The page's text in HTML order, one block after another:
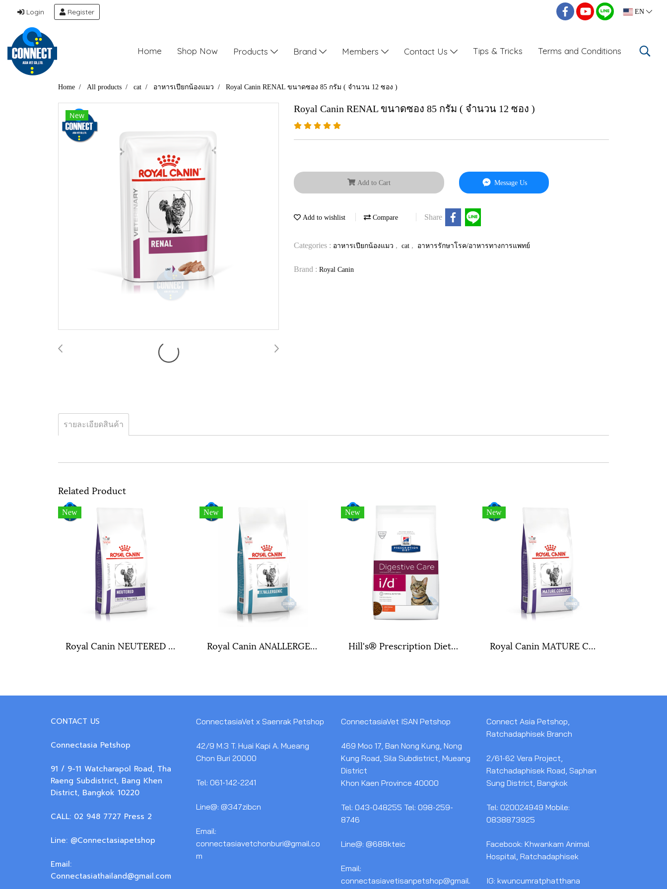
Login Register EN
Home Shop Now Products Brand Members Contact Us Tips & Tricks Terms and Conditions
Home All products cat อาหารเปียกน้องแมว Royal Canin RENAL ขนาดซอง 85 กรัม ( จำนวน 12 ซอง )
New
Royal Canin RENAL ขนาดซอง 85 กรัม ( จำนวน 12 ซอง )
Add to Cart Message Us
Add to wishlist Compare Share
Categories : อาหารเปียกน้องแมว , cat , อาหารรักษาโรค/อาหารทางการแพทย์
Brand : Royal Canin
รายละเอียดสินค้า
Related Product
New
Royal Canin NEUTERED SATIETY BALANCE ขนาด ( 400 กรัม , 1.5 กิโลกรัม , 3.5 กิโลกรัม )
New
Royal Canin ANALLERGENIC CAT ขนาดถุง 4 กิโลกรัม.
New
Hill's® Prescription Diet® i/d® Feline อาหารเม็ดสำหรับแมวปัญหาทางเดินอาหาร ขนาดถุง 1.8 กิโลกรัม.
New
Royal Canin MATURE CONSULT CAT ขนาดถุง ( 1.5 กิโลกรัม , 3.5 กิโลกรัม )
CONTACT US
Connectasia Petshop
91 / 9-11 Watcharapol Road, Tha
Raeng Subdistrict, Bang Khen
District, Bangkok 10220
CALL: 02 948 7727 Press 2
Line: @Connectasiapetshop
Email:
Connectasiathailand@gmail.com
ConnectasiaVet x Saenrak Petshop
42/9 M.3 T. Huai Kapi A. Mueang
Chon Buri 20000
Tel: 061-142-2241
Line@: @347zibcn
Email:
connectasiavetchonburi@gmail.co
m
ConnectasiaVet ISAN Petshop
469 Moo 17, Ban Nong Kung, Nong
Kung Road, Sila Subdistrict, Mueang
District
Khon Kaen Province 40000
Tel: 043-048255 Tel: 098-259-
8746
Line@: @688kteic
Email:
connectasiavetisanpetshop@gmail.
Connect Asia Petshop,
Ratchadaphisek Branch
2/61-62 Vera Project,
Ratchadaphisek Road, Saphan
Sung District, Bangkok
Tel: 020024949 Mobile:
0838873925
Facebook: Khwankam Animal
Hospital, Ratchadaphisek
IG: kwuncumratphatthana